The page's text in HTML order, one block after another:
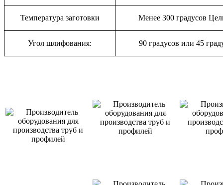
Температура заготовки Менее 300 градусов
Угол шлифования: 90 градусов или 45